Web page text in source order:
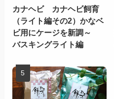
カナヘビ カナヘビ飼育
（ライト編その2）かなベ
ビ用にケージを新調～
バスキングライト編